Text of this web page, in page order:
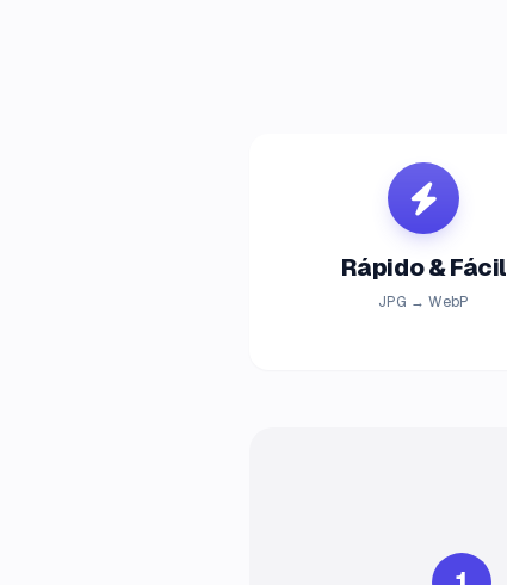
Rápido & Fácil
JPG → WebP